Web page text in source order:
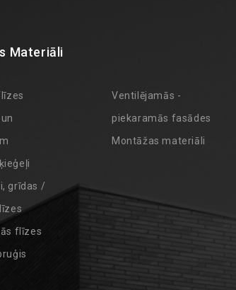
Materiāli
grīdas /
flīzes
Ventilējamās -
piekaramās fasādes
Montāžas materiāli